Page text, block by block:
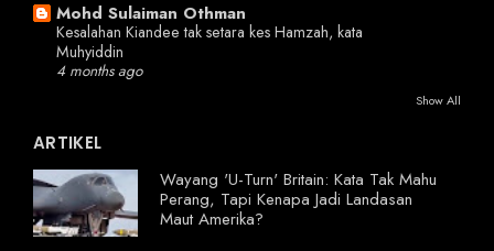
Mohd Sulaiman Othman
Kesalahan Kiandee tak setara kes Hamzah, kata
Muhyiddin
4 months ago
Show All
ARTIKEL
Wayang 'U-Turn' Britain: Kata Tak Mahu
Perang, Tapi Kenapa Jadi Landasan
Maut Amerika?